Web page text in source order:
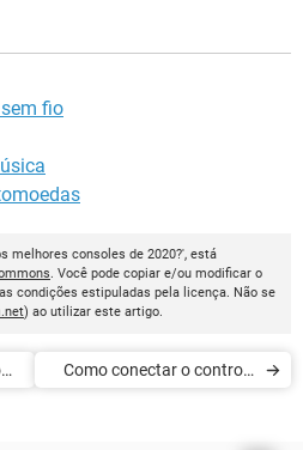
fio
melhores consoles de 2020?', está
. Você pode copiar e/ou modificar o
condições estipuladas pela licença. Não se
) ao utilizar este artigo.
Como conectar o controle